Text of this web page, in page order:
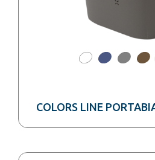
COLORS LINE